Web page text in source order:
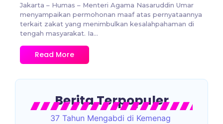
Jakarta – Humas – Menteri Agama Nasaruddin Umar
menyampaikan permohonan maaf atas pernyataannya
terkait zakat yang menimbulkan kesalahpahaman di
tengah masyarakat. Ia...
Read More
Berita Terpopuler
37 Tahun Mengabdi di Kemenag